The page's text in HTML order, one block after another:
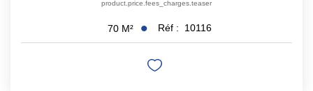
product.price.fees_charges.teaser
70 M² Réf : 10116